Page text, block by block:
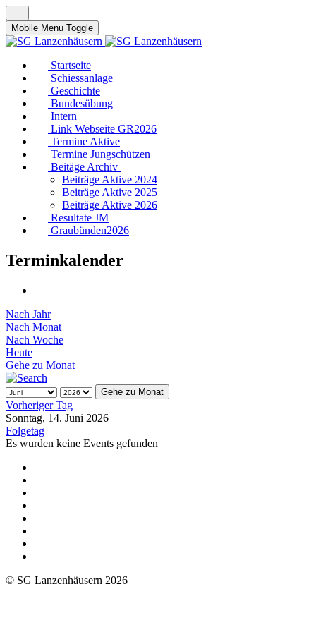
Mobile Menu Toggle
Startseite
Schiessanlage
Geschichte
Bundesübung
Intern
Link Webseite GR2026
Termine Aktive
Termine Jungschützen
Beitäge Archiv
Beiträge Aktive 2024
Beiträge Aktive 2025
Beiträge Aktive 2026
Resultate JM
Graubünden2026
Terminkalender
Nach Jahr
Nach Monat
Nach Woche
Heute
Gehe zu Monat
Gehe zu Monat
Vorheriger Tag
Sonntag, 14. Juni 2026
Folgetag
Es wurden keine Events gefunden
© SG Lanzenhäusern 2026